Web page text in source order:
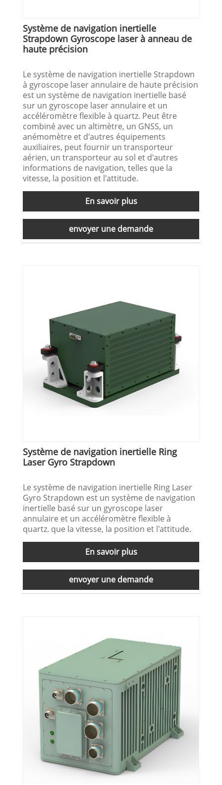
Système de navigation inertielle
Strapdown Gyroscope laser à anneau de
haute précision
Le système de navigation inertielle Strapdown
à gyroscope laser annulaire de haute précision
est un système de navigation inertielle basé
sur un gyroscope laser annulaire et un
accéléromètre flexible à quartz. Peut être
combiné avec un altimètre, un GNSS, un
anémomètre et d'autres équipements
auxiliaires, peut fournir un transporteur
aérien, un transporteur au sol et d'autres
informations de navigation, telles que la
vitesse, la position et l'attitude.
En savoir plus
envoyer une demande
Système de navigation inertielle Ring
Laser Gyro Strapdown
Le système de navigation inertielle Ring Laser
Gyro Strapdown est un système de navigation
inertielle basé sur un gyroscope laser
annulaire et un accéléromètre flexible à
quartz. que la vitesse, la position et l'attitude.
En savoir plus
envoyer une demande